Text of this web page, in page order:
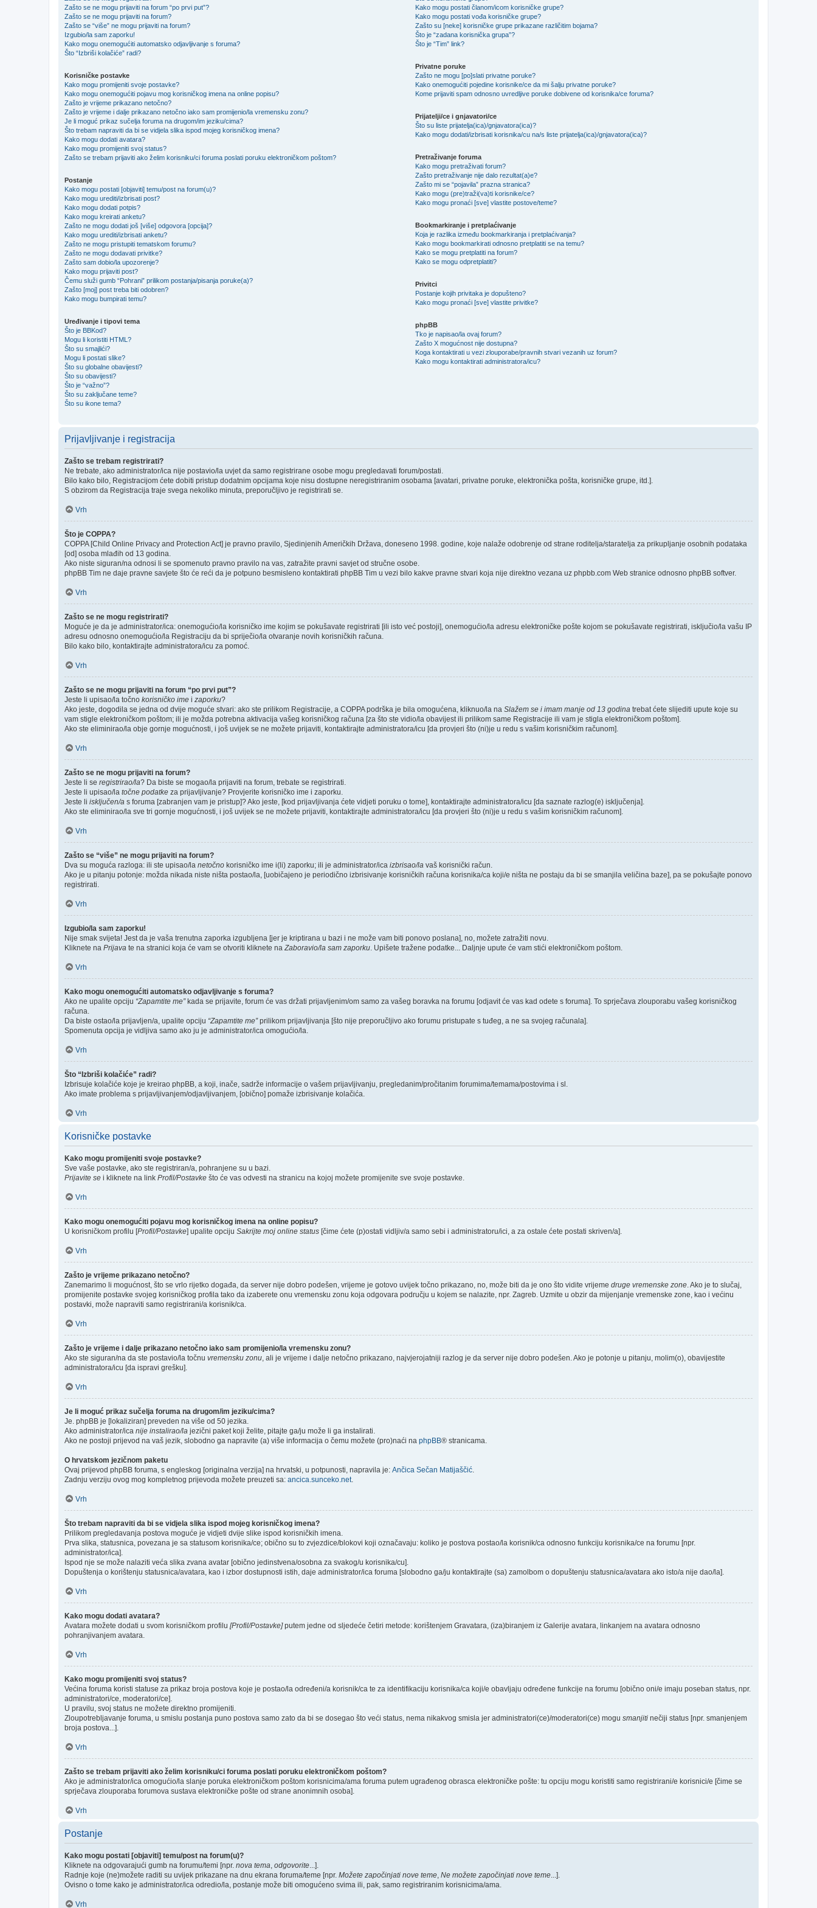
Zašto se ne mogu prijaviti na forum “po prvi put”?
Zašto se ne mogu prijaviti na forum?
Zašto se “više” ne mogu prijaviti na forum?
Izgubio/la sam zaporku!
Kako mogu onemogućiti automatsko odjavljivanje s foruma?
Što “Izbriši kolačiće” radi?
Korisničke postavke
Kako mogu promijeniti svoje postavke?
Kako mogu onemogućiti pojavu mog korisničkog imena na online popisu?
Zašto je vrijeme prikazano netočno?
Zašto je vrijeme i dalje prikazano netočno iako sam promijenio/la vremensku zonu?
Je li moguć prikaz sučelja foruma na drugom/im jeziku/cima?
Što trebam napraviti da bi se vidjela slika ispod mojeg korisničkog imena?
Kako mogu dodati avatara?
Kako mogu promijeniti svoj status?
Zašto se trebam prijaviti ako želim korisniku/ci foruma poslati poruku elektroničkom poštom?
Postanje
Kako mogu postati [objaviti] temu/post na forum(u)?
Kako mogu urediti/izbrisati post?
Kako mogu dodati potpis?
Kako mogu kreirati anketu?
Zašto ne mogu dodati još [više] odgovora [opcija]?
Kako mogu urediti/izbrisati anketu?
Zašto ne mogu pristupiti tematskom forumu?
Zašto ne mogu dodavati privitke?
Zašto sam dobio/la upozorenje?
Kako mogu prijaviti post?
Čemu služi gumb “Pohrani” prilikom postanja/pisanja poruke(a)?
Zašto [moj] post treba biti odobren?
Kako mogu bumpirati temu?
Uređivanje i tipovi tema
Što je BBKod?
Mogu li koristiti HTML?
Što su smajlići?
Mogu li postati slike?
Što su globalne obavijesti?
Što su obavijesti?
Što je “važno”?
Što su zaključane teme?
Što su ikone tema?
Kako mogu postati članom/icom korisničke grupe?
Kako mogu postati vođa korisničke grupe?
Zašto su [neke] korisničke grupe prikazane različitim bojama?
Što je “zadana korisnička grupa”?
Što je “Tim” link?
Privatne poruke
Zašto ne mogu [po]slati privatne poruke?
Kako onemogućiti pojedine korisnike/ce da mi šalju privatne poruke?
Kome prijaviti spam odnosno uvredljive poruke dobivene od korisnika/ce foruma?
Prijatelji/ce i gnjavatori/ce
Što su liste prijatelja(ica)/gnjavatora(ica)?
Kako mogu dodati/izbrisati korisnika/cu na/s liste prijatelja(ica)/gnjavatora(ica)?
Pretraživanje foruma
Kako mogu pretraživati forum?
Zašto pretraživanje nije dalo rezultat(a)e?
Zašto mi se “pojavila” prazna stranica?
Kako mogu (pre)traži(va)ti korisnike/ce?
Kako mogu pronaći [sve] vlastite postove/teme?
Bookmarkiranje i pretplaćivanje
Koja je razlika između bookmarkiranja i pretplaćivanja?
Kako mogu bookmarkirati odnosno pretplatiti se na temu?
Kako se mogu pretplatiti na forum?
Kako se mogu odpretplatiti?
Privitci
Postanje kojih privitaka je dopušteno?
Kako mogu pronaći [sve] vlastite privitke?
phpBB
Tko je napisao/la ovaj forum?
Zašto X mogućnost nije dostupna?
Koga kontaktirati u vezi zlouporabe/pravnih stvari vezanih uz forum?
Kako mogu kontaktirati administratora/icu?
Prijavljivanje i registracija
Zašto se trebam registrirati?
Ne trebate, ako administrator/ica nije postavio/la uvjet da samo registrirane osobe mogu pregledavati forum/postati.
Bilo kako bilo, Registracijom ćete dobiti pristup dodatnim opcijama koje nisu dostupne neregistriranim osobama [avatari, privatne poruke, elektronička pošta, korisničke grupe, itd.].
S obzirom da Registracija traje svega nekoliko minuta, preporučljivo je registrirati se.
Vrh
Što je COPPA?
COPPA [Child Online Privacy and Protection Act] je pravno pravilo, Sjedinjenih Američkih Država, doneseno 1998. godine, koje nalaže odobrenje od strane roditelja/staratelja za prikupljanje osobnih podataka
[od] osoba mlađih od 13 godina.
Ako niste siguran/na odnosi li se spomenuto pravno pravilo na vas, zatražite pravni savjet od stručne osobe.
phpBB Tim ne daje pravne savjete što će reći da je potpuno besmisleno kontaktirati phpBB Tim u vezi bilo kakve pravne stvari koja nije direktno vezana uz phpbb.com Web stranice odnosno phpBB softver.
Vrh
Zašto se ne mogu registrirati?
Moguće je da je administrator/ica: onemogućio/la korisničko ime kojim se pokušavate registrirati [ili isto već postoji], onemogućio/la adresu elektroničke pošte kojom se pokušavate registrirati, isključio/la vašu IP
adresu odnosno onemogućio/la Registraciju da bi spriječio/la otvaranje novih korisničkih računa.
Bilo kako bilo, kontaktirajte administratora/icu za pomoć.
Vrh
Zašto se ne mogu prijaviti na forum “po prvi put”?
Jeste li upisao/la točno korisničko ime i zaporku?
Ako jeste, dogodila se jedna od dvije moguće stvari: ako ste prilikom Registracije, a COPPA podrška je bila omogućena, kliknuo/la na Slažem se i imam manje od 13 godina trebat ćete slijediti upute koje su
vam stigle elektroničkom poštom; ili je možda potrebna aktivacija vašeg korisničkog računa [za što ste vidio/la obavijest ili prilikom same Registracije ili vam je stigla elektroničkom poštom].
Ako ste eliminirao/la obje gornje mogućnosti, i još uvijek se ne možete prijaviti, kontaktirajte administratora/icu [da provjeri što (ni)je u redu s vašim korisničkim računom].
Vrh
Zašto se ne mogu prijaviti na forum?
Jeste li se registrirao/la? Da biste se mogao/la prijaviti na forum, trebate se registrirati.
Jeste li upisao/la točne podatke za prijavljivanje? Provjerite korisničko ime i zaporku.
Jeste li isključen/a s foruma [zabranjen vam je pristup]? Ako jeste, [kod prijavljivanja ćete vidjeti poruku o tome], kontaktirajte administratora/icu [da saznate razlog(e) isključenja].
Ako ste eliminirao/la sve tri gornje mogućnosti, i još uvijek se ne možete prijaviti, kontaktirajte administratora/icu [da provjeri što (ni)je u redu s vašim korisničkim računom].
Vrh
Zašto se “više” ne mogu prijaviti na forum?
Dva su moguća razloga: ili ste upisao/la netočno korisničko ime i(li) zaporku; ili je administrator/ica izbrisao/la vaš korisnički račun.
Ako je u pitanju potonje: možda nikada niste ništa postao/la, [uobičajeno je periodično izbrisivanje korisničkih računa korisnika/ca koji/e ništa ne postaju da bi se smanjila veličina baze], pa se pokušajte ponovo
registrirati.
Vrh
Izgubio/la sam zaporku!
Nije smak svijeta! Jest da je vaša trenutna zaporka izgubljena [jer je kriptirana u bazi i ne može vam biti ponovo poslana], no, možete zatražiti novu.
Kliknete na Prijava te na stranici koja će vam se otvoriti kliknete naZaboravio/la sam zaporku. Upišete tražene podatke... Daljnje upute će vam stići elektroničkom poštom.
Vrh
Kako mogu onemogućiti automatsko odjavljivanje s foruma?
Ako ne upalite opciju “Zapamtite me”kada se prijavite, forum će vas držati prijavljenim/om samo za vašeg boravka na forumu [odjavit će vas kad odete s foruma]. To sprječava zlouporabu vašeg korisničkog
računa.
Da biste ostao/la prijavljen/a, upalite opciju “Zapamtite me”prilikom prijavljivanja [što nije preporučljivo ako forumu pristupate s tuđeg, a ne sa svojeg računala].
Spomenuta opcija je vidljiva samo ako ju je administrator/ica omogućio/la.
Vrh
Što “Izbriši kolačiće” radi?
Izbrisuje kolačiće koje je kreirao phpBB, a koji, inače, sadrže informacije o vašem prijavljivanju, pregledanim/pročitanim forumima/temama/postovima i sl.
Ako imate problema s prijavljivanjem/odjavljivanjem, [obično] pomaže izbrisivanje kolačića.
Vrh
Korisničke postavke
Kako mogu promijeniti svoje postavke?
Sve vaše postavke, ako ste registriran/a, pohranjene su u bazi.
Prijavite se i kliknete na link Profil/Postavke što će vas odvesti na stranicu na kojoj možete promijenite sve svoje postavke.
Vrh
Kako mogu onemogućiti pojavu mog korisničkog imena na online popisu?
U korisničkom profilu [Profil/Postavke] upalite opciju Sakrijte moj online status [čime ćete (p)ostati vidljiv/a samo sebi i administratoru/ici, a za ostale ćete postati skriven/a].
Vrh
Zašto je vrijeme prikazano netočno?
Zanemarimo li mogućnost, što se vrlo rijetko događa, da server nije dobro podešen, vrijeme je gotovo uvijek točno prikazano, no, može biti da je ono što vidite vrijeme druge vremenske zone. Ako je to slučaj,
promijenite postavke svojeg korisničkog profila tako da izaberete onu vremensku zonu koja odgovara području u kojem se nalazite, npr. Zagreb. Uzmite u obzir da mijenjanje vremenske zone, kao i većinu
postavki, može napraviti samo registrirani/a korisnik/ca.
Vrh
Zašto je vrijeme i dalje prikazano netočno iako sam promijenio/la vremensku zonu?
Ako ste siguran/na da ste postavio/la točnu vremensku zonu, ali je vrijeme i dalje netočno prikazano, najvjerojatniji razlog je da server nije dobro podešen. Ako je potonje u pitanju, molim(o), obavijestite
administratora/icu [da ispravi grešku].
Vrh
Je li moguć prikaz sučelja foruma na drugom/im jeziku/cima?
Je. phpBB je [lokaliziran] preveden na više od 50 jezika.
Ako administrator/ica nije instalirao/la jezični paket koji želite, pitajte ga/ju može li ga instalirati.
Ako ne postoji prijevod na vaš jezik, slobodno ga napravite (a) više informacija o čemu možete (pro)naći na phpBB® stranicama.
O hrvatskom jezičnom paketu
Ovaj prijevod phpBB foruma, s engleskog [originalna verzija] na hrvatski, u potpunosti, napravila je: Ančica Sečan Matijaščić.
Zadnju verziju ovog mog kompletnog prijevoda možete preuzeti sa: ancica.sunceko.net.
Vrh
Što trebam napraviti da bi se vidjela slika ispod mojeg korisničkog imena?
Prilikom pregledavanja postova moguće je vidjeti dvije slike ispod korisničkih imena.
Prva slika, statusnica, povezana je sa statusom korisnika/ce; obično su to zvjezdice/blokovi koji označavaju: koliko je postova postao/la korisnik/ca odnosno funkciju korisnika/ce na forumu [npr.
administrator/ica].
Ispod nje se može nalaziti veća slika zvana avatar [obično jedinstvena/osobna za svakog/u korisnika/cu].
Dopuštenja o korištenju statusnica/avatara, kao i izbor dostupnosti istih, daje administrator/ica foruma [slobodno ga/ju kontaktirajte (sa) zamolbom o dopuštenju statusnica/avatara ako isto/a nije dao/la].
Vrh
Kako mogu dodati avatara?
Avatara možete dodati u svom korisničkom profilu [Profil/Postavke]putem jedne od sljedeće četiri metode: korištenjem Gravatara, (iza)biranjem iz Galerije avatara, linkanjem na avatara odnosno
pohranjivanjem avatara.
Vrh
Kako mogu promijeniti svoj status?
Većina foruma koristi statuse za prikaz broja postova koje je postao/la određeni/a korisnik/ca te za identifikaciju korisnika/ca koji/e obavljaju određene funkcije na forumu [obično oni/e imaju poseban status, npr.
administratori/ce, moderatori/ce].
U pravilu, svoj status ne možete direktno promijeniti.
Zloupotrebljavanje foruma, u smislu postanja puno postova samo zato da bi se dosegao što veći status, nema nikakvog smisla jer administratori(ce)/moderatori(ce) mogu smanjiti nečiji status [npr. smanjenjem
broja postova...].
Vrh
Zašto se trebam prijaviti ako želim korisniku/ci foruma poslati poruku elektroničkom poštom?
Ako je administrator/ica omogućio/la slanje poruka elektroničkom poštom korisnicima/ama foruma putem ugrađenog obrasca elektroničke pošte: tu opciju mogu koristiti samo registrirani/e korisnici/e [čime se
sprječava zlouporaba forumova sustava elektroničke pošte od strane anonimnih osoba].
Vrh
Postanje
Kako mogu postati [objaviti] temu/post na forum(u)?
Kliknete na odgovarajući gumb na forumu/temi [npr. nova tema, odgovorite...].
Radnje koje (ne)možete raditi su uvijek prikazane na dnu ekrana foruma/teme [npr. Možete započinjati nove teme, Ne možete započinjati nove teme...].
Ovisno o tome kako je administrator/ica odredio/la, postanje može biti omogućeno svima ili, pak, samo registriranim korisnicima/ama.
Vrh